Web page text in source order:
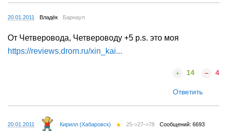
20.01.2011 Владёк Барнаул
От Четверовода, Четвероводу +5 p.s. это моя
https://reviews.drom.ru/xin_kai...
14 4
Ответить
20.01.2011 Кирилл (Хабаровск) 25->27->78 Сообщений: 6693